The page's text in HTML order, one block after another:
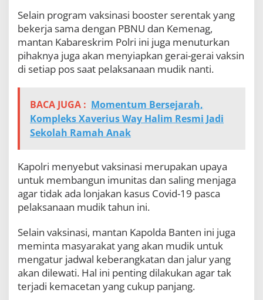
Selain program vaksinasi booster serentak yang
bekerja sama dengan PBNU dan Kemenag,
mantan Kabareskrim Polri ini juga menuturkan
pihaknya juga akan menyiapkan gerai-gerai vaksin
di setiap pos saat pelaksanaan mudik nanti.
BACA JUGA : Momentum Bersejarah,
Kompleks Xaverius Way Halim Resmi Jadi
Sekolah Ramah Anak
Kapolri menyebut vaksinasi merupakan upaya
untuk membangun imunitas dan saling menjaga
agar tidak ada lonjakan kasus Covid-19 pasca
pelaksanaan mudik tahun ini.
Selain vaksinasi, mantan Kapolda Banten ini juga
meminta masyarakat yang akan mudik untuk
mengatur jadwal keberangkatan dan jalur yang
akan dilewati. Hal ini penting dilakukan agar tak
terjadi kemacetan yang cukup panjang.